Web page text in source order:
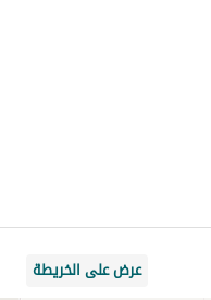
عرض على الخريطة